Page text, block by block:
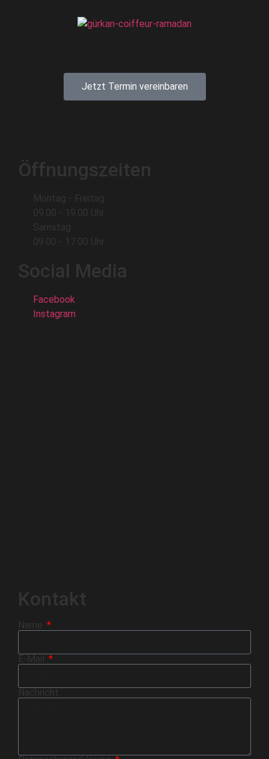
Jetzt Termin vereinbaren
Kontakt
Name
E-Mail
Nachricht
Öffnungszeiten
Montag - Freitag
09.00 - 19.00 Uhr
Samstag
09.00 - 17.00 Uhr
Social Media
Facebook
Instagram